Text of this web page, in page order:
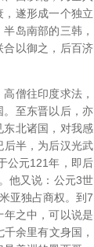
遂形成一个独立
岛南部的三韩，
合以御之，后百济
僧往印度求法，
。至东晋以后，亦
东北诸国，对我感
后半，为后汉光武
公元121年，即后
他又说：公元3世
亚独占商权。到7
之中，可以说是
余里有文身国，